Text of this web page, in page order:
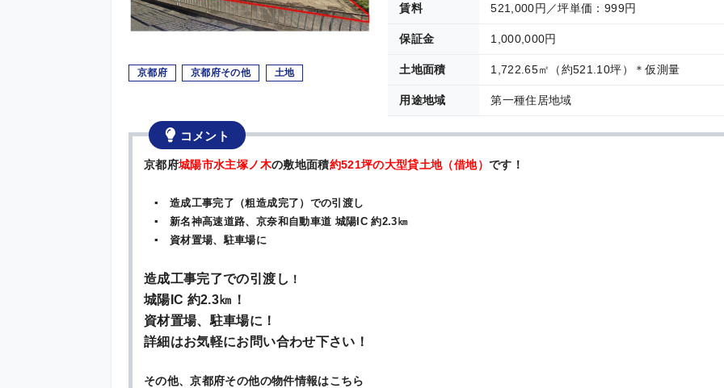
京都府 京都府その他 土地
賃料 521,000円／坪単価：999円
保証金 1,000,000円
土地面積 1,722.65㎡（約521.10坪）＊仮測量
用途地域 第一種住居地域
コメント
京都府城陽市水主塚ノ木の敷地面積約521坪の大型貸土地（借地） です！
▪ 造成工事完了（粗造成完了）での引渡し
▪ 新名神高速道路、京奈和自動車道 城陽IC 約2.3㎞
▪ 資材置場、駐車場に
造成工事完了での引渡し ！
城陽IC 約2.3㎞ ！
資材置場、駐車場に ！
詳細はお気軽にお問い合わせ下さい！
その他、京都府その他の物件情報はこちら